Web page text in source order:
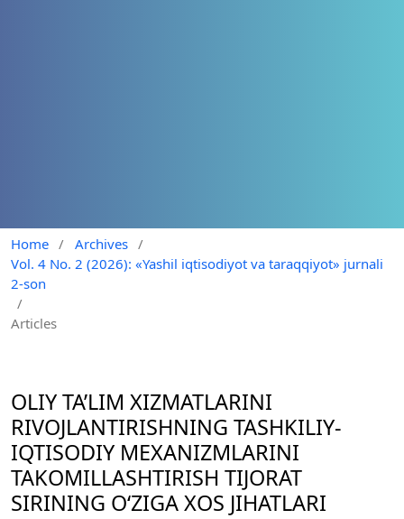
Home / Archives /
Vol. 4 No. 2 (2026): «Yashil iqtisodiyot va taraqqiyot» jurnali
2-son
/
Articles
OLIY TA’LIM XIZMATLARINI
RIVOJLANTIRISHNING TASHKILIY-
IQTISODIY MEXANIZMLARINI
TAKOMILLASHTIRISH TIJORAT
SIRINING O‘ZIGA XOS JIHATLARI